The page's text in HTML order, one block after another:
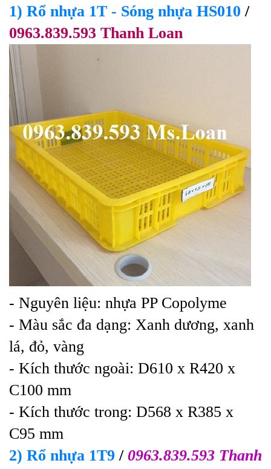
1) Rổ nhựa 1T - Sóng nhựa HS010 /
0963.839.593 Thanh Loan
- Nguyên liệu: nhựa PP Copolyme
- Màu sắc đa dạng: Xanh dương, xanh
lá, đỏ, vàng
- Kích thước ngoài: D610 x R420 x
C100 mm
- Kích thước trong: D568 x R385 x
C95 mm
2) Rổ nhựa 1T9 / 0963.839.593 Thanh